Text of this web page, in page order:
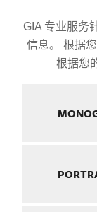
GIA 专业服务
信息。 根据
根据您